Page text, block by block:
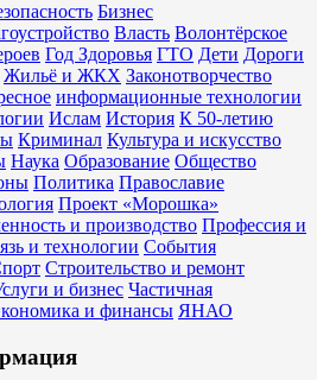
Бизнес
Власть Волонтёрское
Год Здоровья ГТО Дети Дороги
Жильё и ЖКХ Законотворчество
информационные технологии
Ислам История К 50-летию
Криминал Культура и искусство
Наука Образование Общество
Политика Православие
Проект «Морошка»
и производство Профессия и
и технологии События
Строительство и ремонт
и бизнес Частичная
и финансы ЯНАО